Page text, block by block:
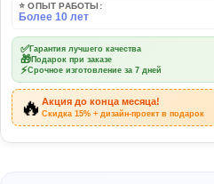
⭐ ОПЫТ РАБОТЫ:
Более 10 лет
✅Гарантия лучшего качества
🎁 Подарок при заказе
⚡Срочное изготовление за 7 дней
🔥Акция до конца месяца!
Скидка 15% + дизайн-проект в подарок